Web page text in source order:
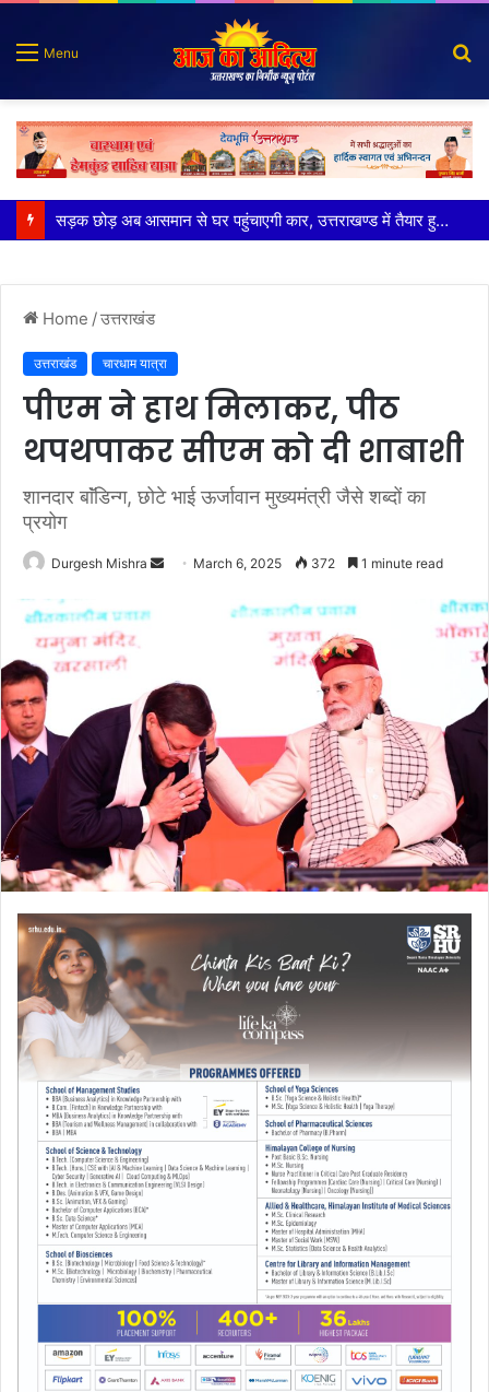
Menu
पुलिस मुठभेड़ में गोली लगने से घायल शातिर बदमाश गिरफ्तार
Home /उत्तराखंड
उत्तराखंड चारधाम यात्रा
पीएम ने हाथ मिलाकर, पीठ
थपथपाकर सीएम को दी शाबाशी
शानदार बाॅंडिन्ग, छोटे भाई ऊर्जावान मुख्यमंत्री जैसे शब्दों का
प्रयोग
Durgesh Mishra
Send March 6, 2025 372 1 minute read